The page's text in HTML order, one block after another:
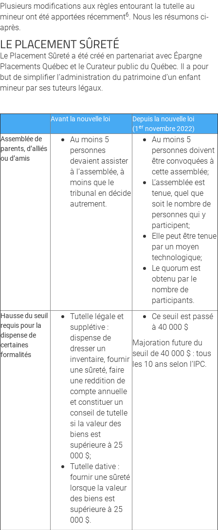
Plusieurs modifications aux règles entourant la tutelle au
mineur ont été apportées récemment6. Nous les résumons ci-
après.
LE PLACEMENT SÛRETÉ
Le Placement Sûreté a été créé en partenariat avec Épargne
Placements Québec et le Curateur public du Québec. Il a pour
but de simplifier l’administration du patrimoine d’un enfant
mineur par ses tuteurs légaux.
Avant la nouvelle loi
Depuis la nouvelle loi
(1 er novembre 2022)
Assemblée de
parents, d’alliés
ou d’amis
Au moins 5
personnes
devaient assister
à l’assemblée, à
moins que le
tribunal en décide
autrement.
Au moins 5
personnes doivent
être convoquées à
cette assemblée;
L’assemblée est
tenue, quel que
soit le nombre de
personnes qui y
participent;
Elle peut être tenue
par un moyen
technologique;
Le quorum est
obtenu par le
nombre de
participants.
Hausse du seuil
requis pour la
dispense de
certaines
formalités
Tutelle légale et
supplétive :
dispense de
dresser un
inventaire, fournir
une sûreté, faire
une reddition de
compte annuelle
et constituer un
conseil de tutelle
si la valeur des
biens est
supérieure à 25
000 $;
Tutelle dative :
fournir une sûreté
lorsque la valeur
des biens est
supérieure à 25
000 $.
Ce seuil est passé
à 40 000 $
Majoration future du
seuil de 40 000 $ : tous
les 10 ans selon l’IPC.